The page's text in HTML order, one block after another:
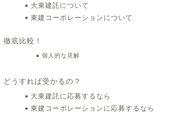
大東建託について
東建コーポレーションについて
徹底比較！
個人的な見解
どうすれば受かるの？
大東建託に応募するなら
東建コーポレーションに応募するなら